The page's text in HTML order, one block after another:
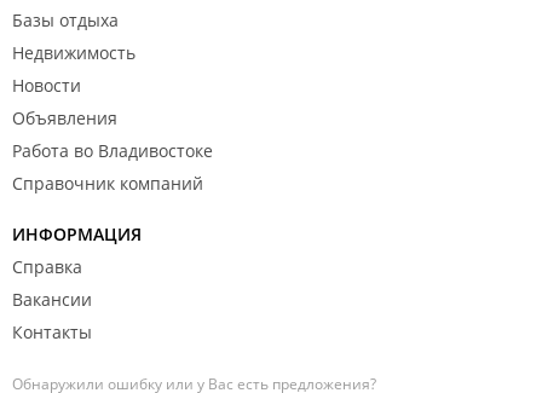
Базы отдыха
Недвижимость
Новости
Объявления
Работа во Владивостоке
Справочник компаний
ИНФОРМАЦИЯ
Справка
Вакансии
Контакты
Обнаружили ошибку или у Вас есть предложения?